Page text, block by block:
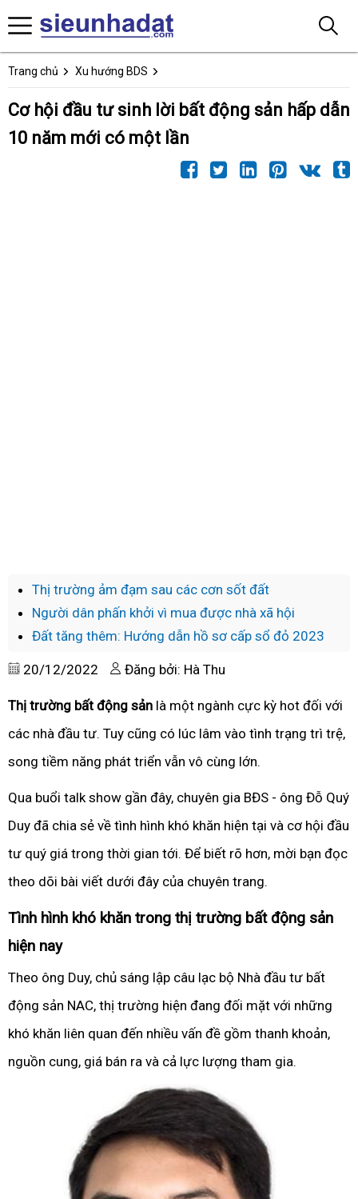
Trang chủ Xu hướng BDS
Cơ hội đầu tư sinh lời bất động sản hấp dẫn
10 năm mới có một lần
Thị trường ảm đạm sau các cơn sốt đất
Người dân phấn khởi vì mua được nhà xã hội
Đất tăng thêm: Hướng dẫn hồ sơ cấp sổ đỏ 2023
20/12/2022 Đăng bởi: Hà Thu
Thị trường bất động sản là một ngành cực kỳ hot đối với
các nhà đầu tư. Tuy cũng có lúc lâm vào tình trạng trì trệ,
song tiềm năng phát triển vẫn vô cùng lớn.
Qua buổi talk show gần đây, chuyên gia BĐS - ông Đỗ Quý
Duy đã chia sẻ về tình hình khó khăn hiện tại và cơ hội đầu
tư quý giá trong thời gian tới. Để biết rõ hơn, mời bạn đọc
theo dõi bài viết dưới đây của chuyên trang.
Tình hình khó khăn trong thị trường bất động sản
hiện nay
Theo ông Duy, chủ sáng lập câu lạc bộ Nhà đầu tư bất
động sản NAC, thị trường hiện đang đối mặt với những
khó khăn liên quan đến nhiều vấn đề gồm thanh khoản,
nguồn cung, giá bán ra và cả lực lượng tham gia.